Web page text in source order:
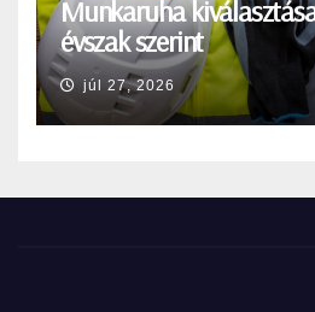
Munkaruha
évszak szerint
júl 27, 2026